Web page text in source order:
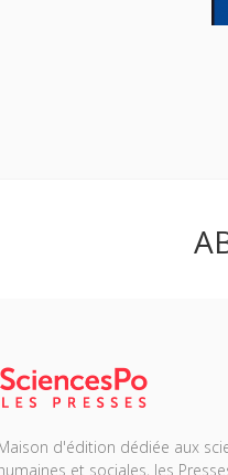
d'édition dédiée aux
et sociales, les